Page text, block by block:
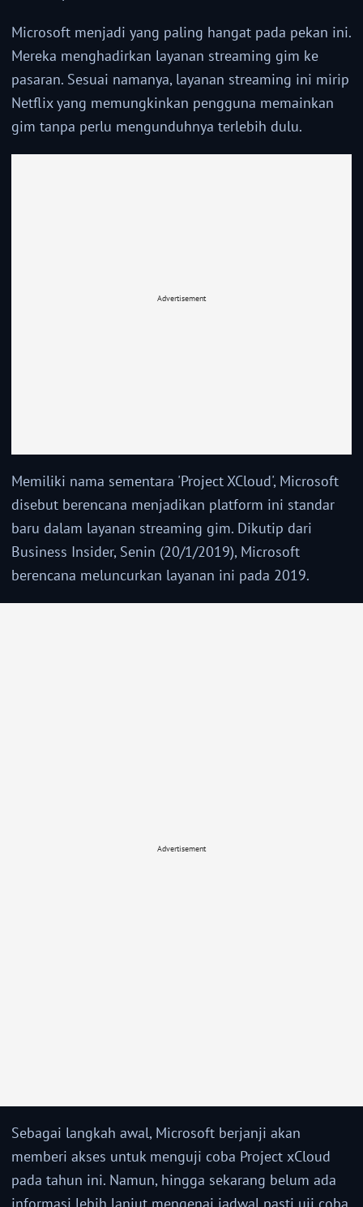
Microsoft menjadi yang paling hangat pada pekan ini.
Mereka menghadirkan layanan streaming gim ke
pasaran. Sesuai namanya, layanan streaming ini mirip
Netflix yang memungkinkan pengguna memainkan
gim tanpa perlu mengunduhnya terlebih dulu.
Advertisement
Memiliki nama sementara 'Project XCloud', Microsoft
disebut berencana menjadikan platform ini standar
baru dalam layanan streaming gim. Dikutip dari
Business Insider, Senin (20/1/2019), Microsoft
berencana meluncurkan layanan ini pada 2019.
Advertisement
Sebagai langkah awal, Microsoft berjanji akan
memberi akses untuk menguji coba Project xCloud
pada tahun ini. Namun, hingga sekarang belum ada